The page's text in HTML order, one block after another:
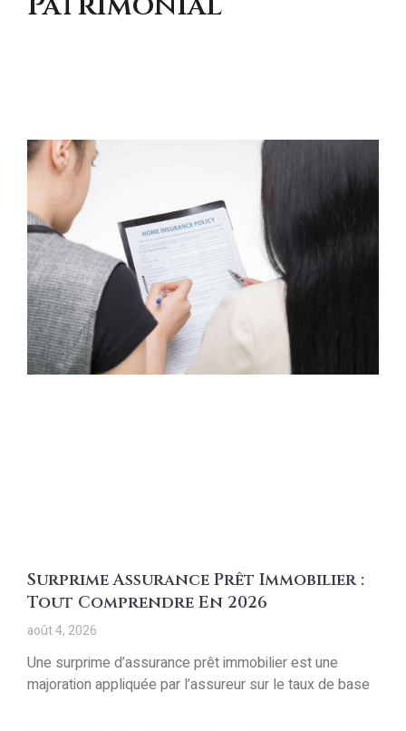
Surprime Assurance Prêt Immobilier :
Tout Comprendre En 2026
août 4, 2026
Une surprime d’assurance prêt immobilier est une
majoration appliquée par l’assureur sur le taux de base